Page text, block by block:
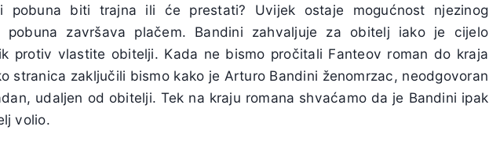
pobuna biti trajna ili će prestati? Uvijek ostaje mogućnost njezinog
pobuna završava plačem. Bandini zahvaljuje za obitelj iako je cijelo
protiv vlastite obitelji. Kada ne bismo pročitali Fanteov roman do kraja
stranica zaključili bismo kako je Arturo Bandini ženomrzac, neodgovoran
udaljen od obitelji. Tek na kraju romana shvaćamo da je Bandini ipak
volio.